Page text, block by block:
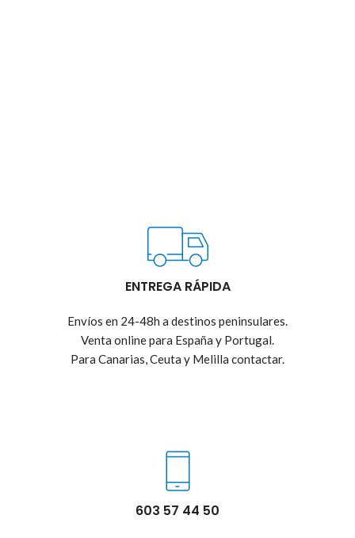
ENTREGA RÁPIDA
Envíos en 24-48h a destinos peninsulares.
Venta online para España y Portugal.
Para Canarias, Ceuta y Melilla contactar.
603 57 44 50